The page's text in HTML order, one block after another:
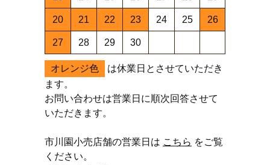
20 21 22 23 24 25 26
27 28 29 30
オレンジ色
は休業日とさせていただき
ます。
お問い合わせは営業日に順次回答させて
いただきます。
市川園小売店舗の営業日は こちら をご覧
ください。